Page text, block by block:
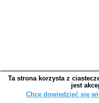
Ta strona korzysta z
jest
Chcę dowiedzieć się